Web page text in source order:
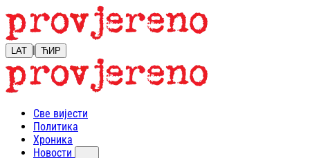
LAT | ЋИР
Све вијести
Политика
Хроника
Новости